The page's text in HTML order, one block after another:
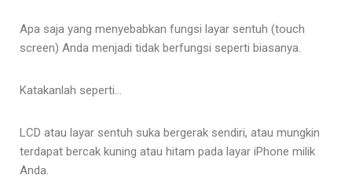
Apa saja yang menyebabkan fungsi layar sentuh (touch
screen) Anda menjadi tidak berfungsi seperti biasanya.
Katakanlah seperti…
LCD atau layar sentuh suka bergerak sendiri, atau mungkin
terdapat bercak kuning atau hitam pada layar iPhone milik
Anda.